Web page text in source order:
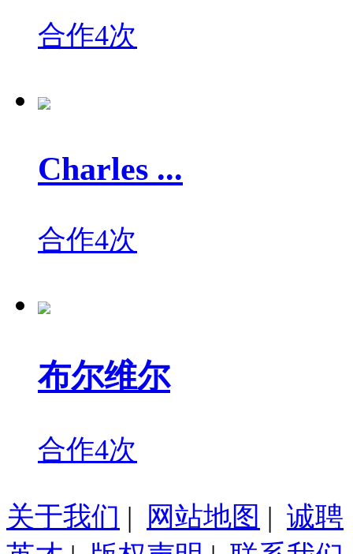
合作4次
Charles ...
合作4次
布尔维尔
合作4次
关于我们 | 网站地图 | 诚聘